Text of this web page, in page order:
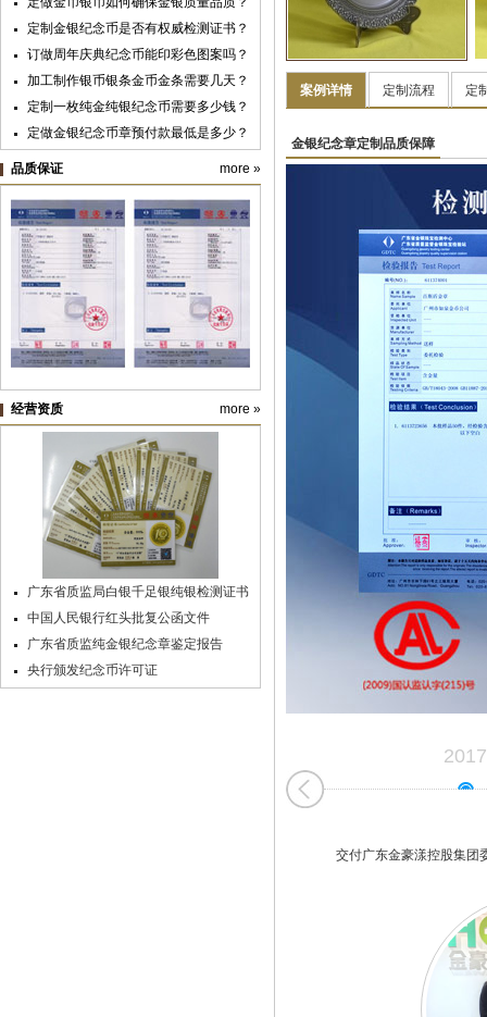
案例详情 定制流程 定
金银纪念章定制品质保障
2017
交付广东金豪漾控股集团
广州市第七中学
广州华夏职业学院
定制金银纪念币是否有权威检测证书？
订做周年庆典纪念币能印彩色图案吗？
加工制作银币银条金币金条需要几天？
定制一枚纯金纯银纪念币需要多少钱？
定做金银纪念币章预付款最低是多少？
黄金纯金首饰新国标明年实施，“千足
金”标准取消
纪念银币制作与纪念金币定制：明确使
用目的很重要
纪念币盒子的九大类价格及档次
纯金银纪念章定制材料价格预算
品质保证 more »
经营资质 more »
广东省质监局白银千足银纯银检测证书
中国人民银行红头批复公函文件
广东省质监纯金银纪念章鉴定报告
央行颁发纪念币许可证